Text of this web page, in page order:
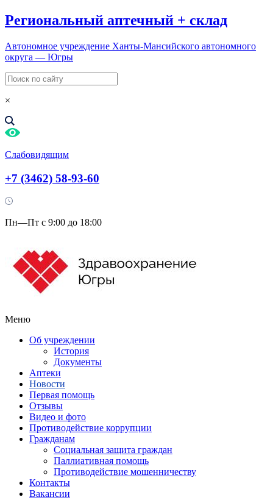
Региональный аптечный + склад
Автономное учреждение Ханты-Мансийского автономного
округа — Югры
×
Слабовидящим
+7 (3462) 58-93-60
Пн—Пт с 9:00 до 18:00
Меню
Об учреждении
История
Документы
Аптеки
Новости
Первая помощь
Отзывы
Видео и фото
Противодействие коррупции
Гражданам
Социальная защита граждан
Паллиативная помощь
Противодействие мошенничеству
Контакты
Вакансии